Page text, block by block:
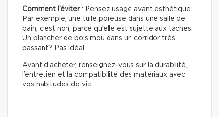
Comment l’éviter: Pensez usage avant esthétique.
Par exemple, une tuile poreuse dans une salle de
bain, c’est non, parce qu’elle est sujette aux taches.
Un plancher de bois mou dans un corridor très
passant? Pas idéal.
Avant d’acheter, renseignez-vous sur la durabilité,
l’entretien et la compatibilité des matériaux avec
vos habitudes de vie.